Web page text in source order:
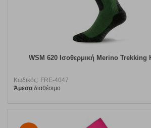
WSM 620 Ισοθερμική Merino
Κωδικός: FRE-4047
Άμεσα διαθέσιμο